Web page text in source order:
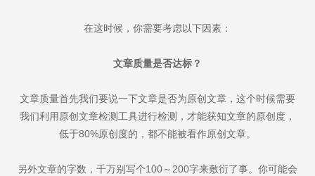
在这时候，你需要考虑以下因素：
文章质量是否达标？
文章质量首先我们要说一下文章是否为原创文章，这个时候需要
我们利用原创文章检测工具进行检测，才能获知文章的原创度，
低于80%原创度的，都不能被看作原创文章。
另外文章的字数，千万别写个100～200字来敷衍了事。你可能会